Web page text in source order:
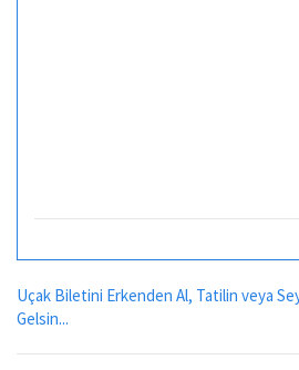
Uçak Biletini Erkenden Al, Tatilin veya
Gelsin...